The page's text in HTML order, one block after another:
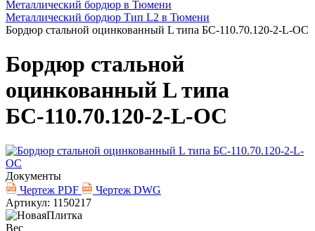
Металлический бордюр в Тюмени
Металлический бордюр Тип L2 в Тюмени
Бордюр стальной оцинкованный L типа БС-110.70.120-2-L-ОС
Бордюр стальной
оцинкованный L типа
БС-110.70.120-2-L-ОС
Документы
Чертеж PDF
Чертеж DWG
Артикул: 1150217
Вес